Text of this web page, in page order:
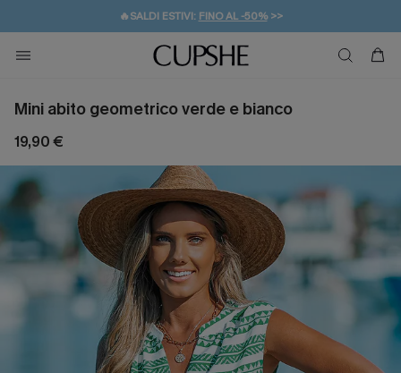
🔥SALDI ESTIVI: FINO AL -50%>>
🚚SPEDIZIONE GRATUITA DA 49€
💌REGALO PER I NUOVI: 20% DI SCONTO*
Mini abito geometrico verde e bianco
19,90 €